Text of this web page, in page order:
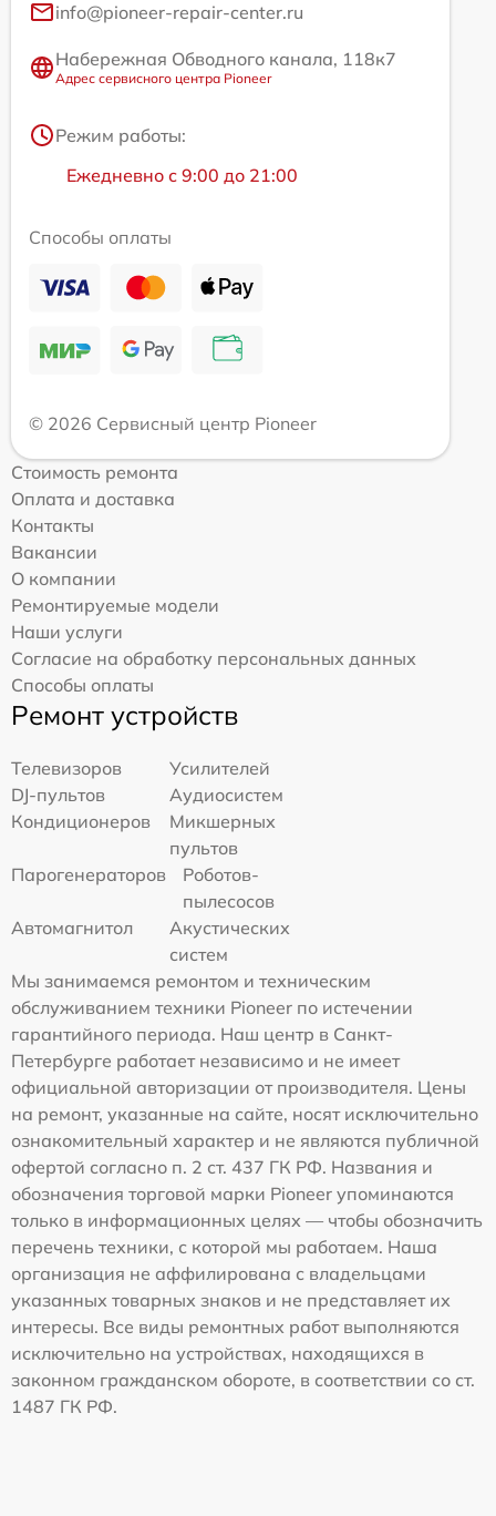
info@pioneer-repair-center.ru
Набережная Обводного канала, 118к7
Адрес сервисного центра Pioneer
Режим работы:
Ежедневно с 9:00 до 21:00
Способы оплаты
© 2026 Сервисный центр Pioneer
Стоимость ремонта
Оплата и доставка
Контакты
Вакансии
О компании
Ремонтируемые модели
Наши услуги
Согласие на обработку персональных данных
Способы оплаты
Ремонт устройств
Телевизоров
Усилителей
DJ-пультов
Аудиосистем
Кондиционеров
Микшерных
пультов
Парогенераторов
Роботов-
пылесосов
Автомагнитол
Акустических
систем
Мы занимаемся ремонтом и техническим
обслуживанием техники Pioneer по истечении
гарантийного периода. Наш центр в Санкт-
Петербурге работает независимо и не имеет
официальной авторизации от производителя. Цены
на ремонт, указанные на сайте, носят исключительно
ознакомительный характер и не являются публичной
офертой согласно п. 2 ст. 437 ГК РФ. Названия и
обозначения торговой марки Pioneer упоминаются
только в информационных целях — чтобы обозначить
перечень техники, с которой мы работаем. Наша
организация не аффилирована с владельцами
указанных товарных знаков и не представляет их
интересы. Все виды ремонтных работ выполняются
исключительно на устройствах, находящихся в
законном гражданском обороте, в соответствии со ст.
1487 ГК РФ.